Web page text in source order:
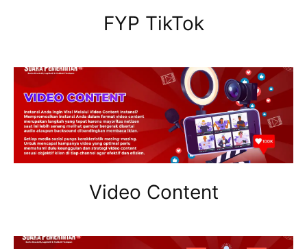
FYP TikTok
Video Content